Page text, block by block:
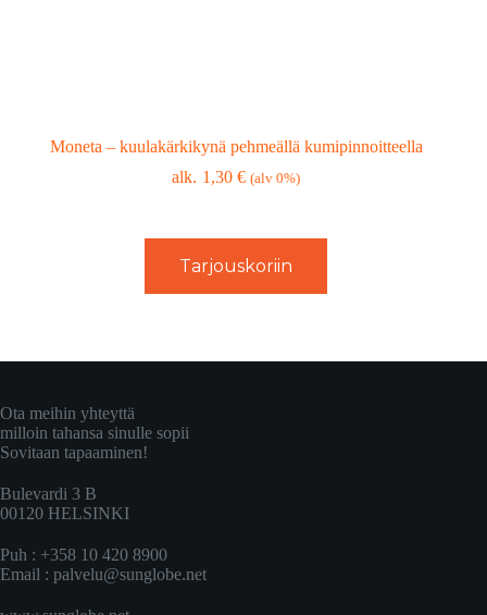
Moneta – kuulakärkikynä pehmeällä kumipinnoitteella
1,30€ (alv 0%)
Tarjouskoriin
Ota meihin yhteyttä
milloin tahansa sinulle sopii
Sovitaan tapaaminen!
Bulevardi 3 B
00120 HELSINKI
Puh : +358 10 420 8900
Email : palvelu@sunglobe.net